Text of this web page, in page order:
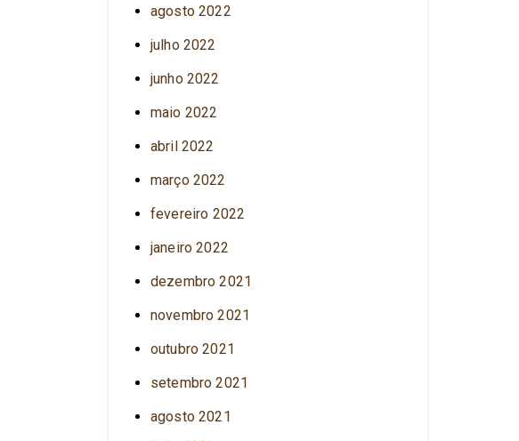
agosto 2022
julho 2022
junho 2022
maio 2022
abril 2022
março 2022
fevereiro 2022
janeiro 2022
dezembro 2021
novembro 2021
outubro 2021
setembro 2021
agosto 2021